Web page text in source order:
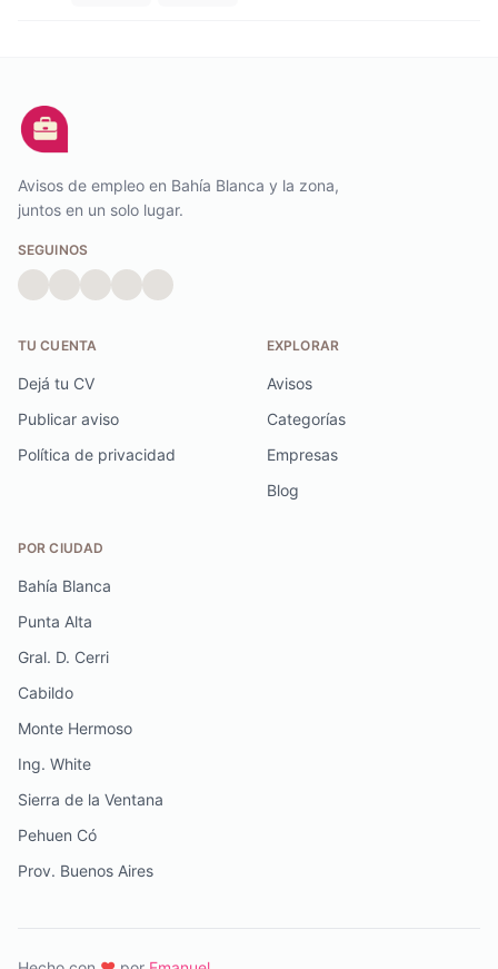
Avisos de empleo en Bahía Blanca y la zona,
juntos en un solo lugar.
SEGUINOS
TU CUENTA
Dejá tu CV
Publicar aviso
Política de privacidad
EXPLORAR
Avisos
Categorías
Empresas
Blog
POR CIUDAD
Bahía Blanca
Punta Alta
Gral. D. Cerri
Cabildo
Monte Hermoso
Ing. White
Sierra de la Ventana
Pehuen Có
Prov. Buenos Aires